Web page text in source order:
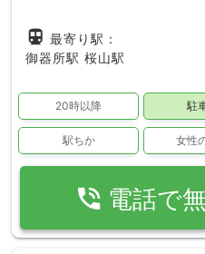
directions_subway 最寄り駅：
御器所駅 桜山駅
20時以降 駐
駅ちか 女性
phone_in_talk 電話で